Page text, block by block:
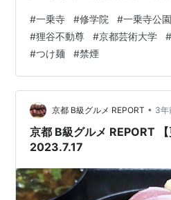
町22（Google マップ）
日…木曜日●備考…禁煙●ホーム
作：京都 B級グルメ REPORT
#一乗寺 #修学院 #一乗寺公園
#狸谷不動尊 #京都芸術大学
#つけ麺 #禁煙
京都 B級グルメ REPORT • 3年
京都 B級グルメ REPORT 【
2023.7.17